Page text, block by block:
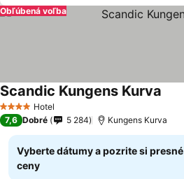
Obľúbená voľba
4 Počet hviezdičiek
Hotel
Scandic Kungens Kurva
7,6 Dobré 5 284 Kungens Kurva
Vyberte dátumy a pozrite si presné
ceny